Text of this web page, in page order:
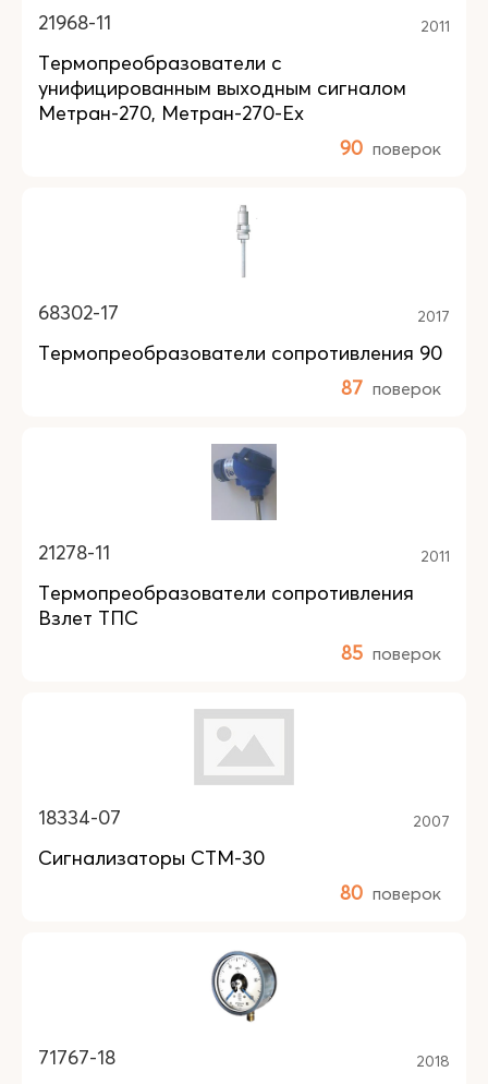
21968-11 2011
Термопреобразователи с
унифицированным выходным сигналом
Метран-270, Метран-270-Ex
90 поверок
68302-17 2017
Термопреобразователи сопротивления 90
87 поверок
21278-11 2011
Термопреобразователи сопротивления
Взлет ТПС
85 поверок
18334-07 2007
Сигнализаторы СТМ-30
80 поверок
71767-18 2018